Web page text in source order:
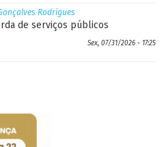
Rodrigues
de serviços públicos
Sex, 07/31/2026 - 17:25